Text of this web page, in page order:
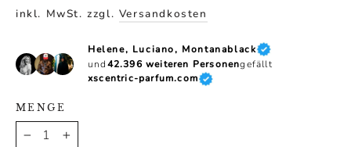
Preis
inkl. MwSt. zzgl. Versandkosten
Helene, Luciano, Montanablack
und42.396 weiteren Personengefällt
xscentric-parfum.com
MENGE